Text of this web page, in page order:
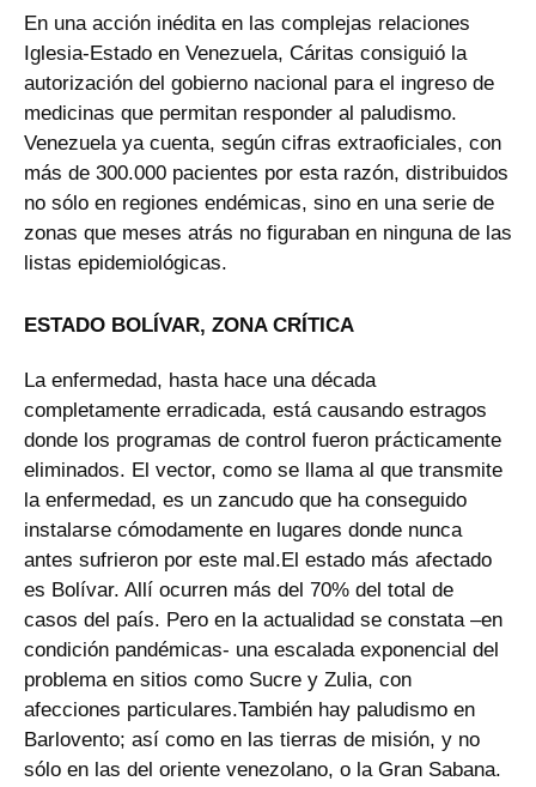
En una acción inédita en las complejas relaciones
Iglesia-Estado en Venezuela, Cáritas consiguió la
autorización del gobierno nacional para el ingreso de
medicinas que permitan responder al paludismo.
Venezuela ya cuenta, según cifras extraoficiales, con
más de 300.000 pacientes por esta razón, distribuidos
no sólo en regiones endémicas, sino en una serie de
zonas que meses atrás no figuraban en ninguna de las
listas epidemiológicas.
ESTADO BOLÍVAR, ZONA CRÍTICA
La enfermedad, hasta hace una década
completamente erradicada, está causando estragos
donde los programas de control fueron prácticamente
eliminados. El vector, como se llama al que transmite
la enfermedad, es un zancudo que ha conseguido
instalarse cómodamente en lugares donde nunca
antes sufrieron por este mal.El estado más afectado
es Bolívar. Allí ocurren más del 70% del total de
casos del país. Pero en la actualidad se constata –en
condición pandémicas- una escalada exponencial del
problema en sitios como Sucre y Zulia, con
afecciones particulares.También hay paludismo en
Barlovento; así como en las tierras de misión, y no
sólo en las del oriente venezolano, o la Gran Sabana.